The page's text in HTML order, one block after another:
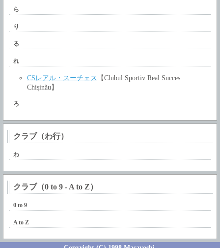
ら
り
る
れ
CSレアル・スーチェス
【Clubul Sportiv Real Succes
Chișinău】
ろ
クラブ（わ行）
わ
クラブ（0 to 9 - A to Z）
0 to 9
A to Z